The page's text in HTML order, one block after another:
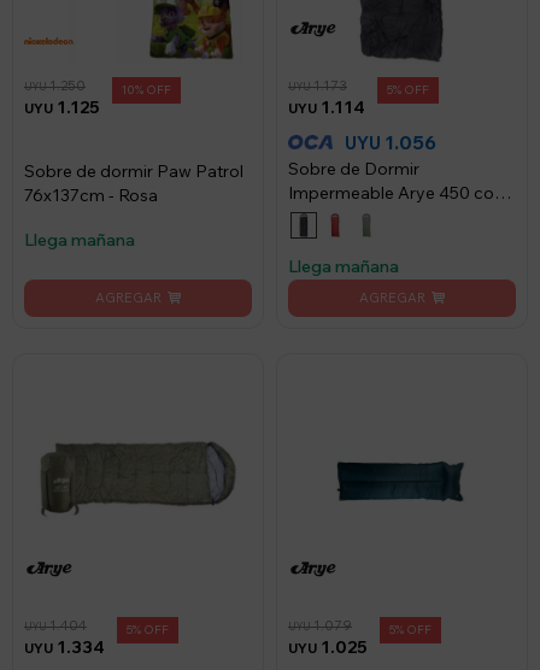
UYU 1.125
UYU1.250 10
Sobre de dormir Paw Patrol
76x137cm - Rosa
Llega mañana
UYU 1.114
UYU1.173 5
UYU 1.056
Sobre de Dormir
Impermeable Arye 450 con
Capucha 180+30x75cm -
Negro
Llega mañana
UYU 1.334
UYU1.404 5
UYU 1.025
UYU1.079 5